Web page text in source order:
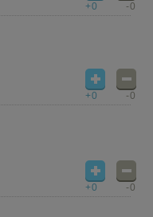
+0 -0
+0 -0
+0 -0